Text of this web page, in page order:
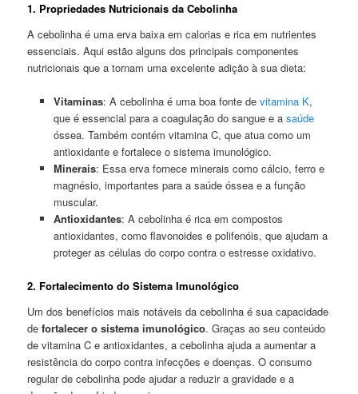
1. Propriedades Nutricionais da Cebolinha
A cebolinha é uma erva baixa em calorias e rica em nutrientes
essenciais. Aqui estão alguns dos principais componentes
nutricionais que a tornam uma excelente adição à sua dieta:
Vitaminas: A cebolinha é uma boa fonte de vitamina K,
que é essencial para a coagulação do sangue e a saúde
óssea. Também contém vitamina C, que atua como um
antioxidante e fortalece o sistema imunológico.
Minerais: Essa erva fornece minerais como cálcio, ferro e
magnésio, importantes para a saúde óssea e a função
muscular.
Antioxidantes: A cebolinha é rica em compostos
antioxidantes, como flavonoides e polifenóis, que ajudam a
proteger as células do corpo contra o estresse oxidativo.
2. Fortalecimento do Sistema Imunológico
Um dos benefícios mais notáveis da cebolinha é sua capacidade
defortalecer o sistema imunológico. Graças ao seu conteúdo
de vitamina C e antioxidantes, a cebolinha ajuda a aumentar a
resistência do corpo contra infecções e doenças. O consumo
regular de cebolinha pode ajudar a reduzir a gravidade e a